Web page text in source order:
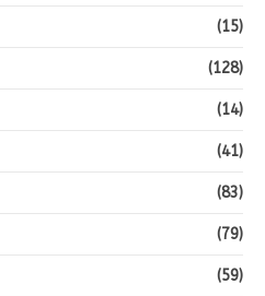
(15)
(128)
(14)
(41)
(83)
(79)
(59)